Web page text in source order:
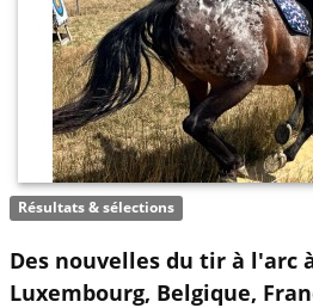
Résultats & sélections
Des nouvelles du tir à l'arc
Luxembourg, Belgique,